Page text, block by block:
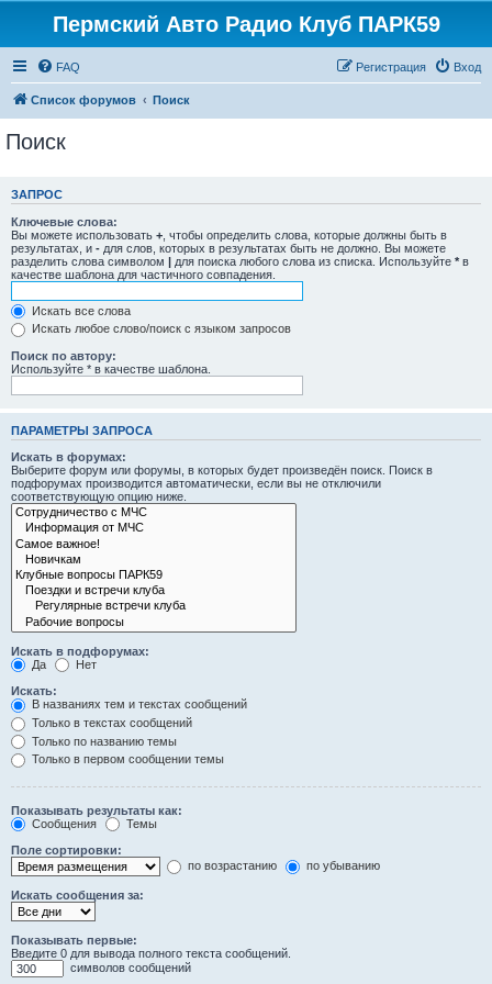
Пермский Авто Радио Клуб ПАРК59
FAQ Вход
Регистрация
Список форумов Поиск
Поиск
ЗАПРОС
Ключевые слова:
Вы можете использовать + , чтобы определить слова, которые должны быть в
результатах, и - для слов, которых в результатах быть не должно. Вы можете
разделить слова символом | для поиска любого слова из списка. Используйте * в
качестве шаблона для частичного совпадения.
Искать все слова
Искать любое слово/поиск с языком запросов
Поиск по автору:
Используйте * в качестве шаблона.
ПАРАМЕТРЫ ЗАПРОСА
Искать в форумах:
Выберите форум или форумы, в которых будет произведён поиск. Поиск в
подфорумах производится автоматически, если вы не отключили
соответствующую опцию ниже.
Искать в подфорумах:
Да
Нет
Искать:
В названиях тем и текстах сообщений
Только в текстах сообщений
Только по названию темы
Только в первом сообщении темы
Показывать результаты как:
Сообщения
Темы
Поле сортировки:
по возрастанию
по убыванию
Искать сообщения за:
Показывать первые:
Введите 0 для вывода полного текста сообщений.
символов сообщений